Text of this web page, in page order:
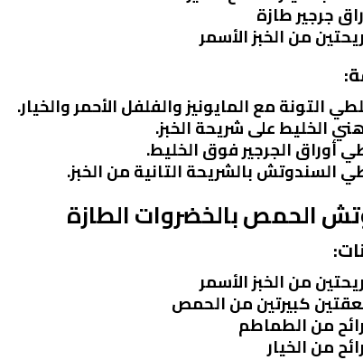
جرجير طازة
من الخبز الأسمر
التونة مع المايونيز والفلفل الأحمر والخيار.
الخليط على شريحة الخبز.
أوراق الجرجير فوق الخليط.
السندوتش بالشريحة التانية من الخبز.
الحمص بالخضروات الطازة
من الخبز الأسمر
كبيرتين من الحمص
من الطماطم
من الخيار